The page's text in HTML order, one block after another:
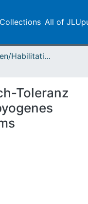
All of
Dissertationen/Habilitationen
Toleranz